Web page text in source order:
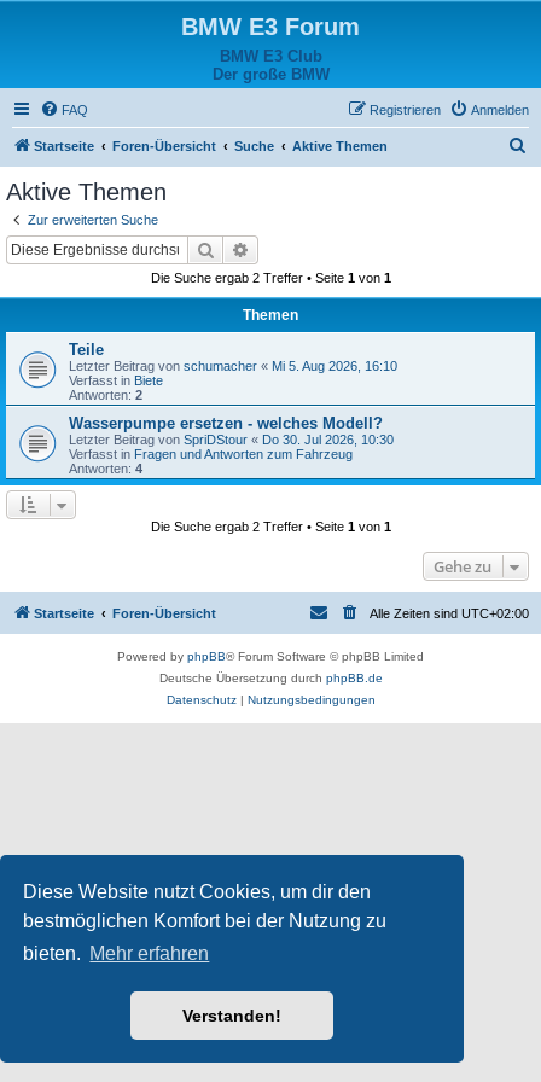
Diese Website nutzt Cookies, um dir den
bestmöglichen Komfort bei der Nutzung zu
bieten. Mehr erfahren
Verstanden!
BMW E3 Forum
BMW E3 Club
Der große BMW
FAQ Anmelden
Registrieren
Startseite Foren-Übersicht Suche Aktive Themen
Aktive Themen
Zur erweiterten Suche
Suche
Die Suche ergab 2 Treffer • Seite 1von 1
Themen
Teile
Letzter Beitrag von schumacher « Mi 5. Aug 2026, 16:10
Verfasst in Biete
Antworten: 2
Wasserpumpe ersetzen - welches Modell?
Letzter Beitrag von SpriDStour « Do 30. Jul 2026, 10:30
Verfasst in Fragen und Antworten zum Fahrzeug
Antworten: 4
Die Suche ergab 2 Treffer • Seite 1von 1
Gehe zu
Startseite Foren-Übersicht Alle Zeiten sind UTC+02:00
Powered by phpBB® Forum Software © phpBB Limited
Deutsche Übersetzung durch phpBB.de
Datenschutz| Nutzungsbedingungen